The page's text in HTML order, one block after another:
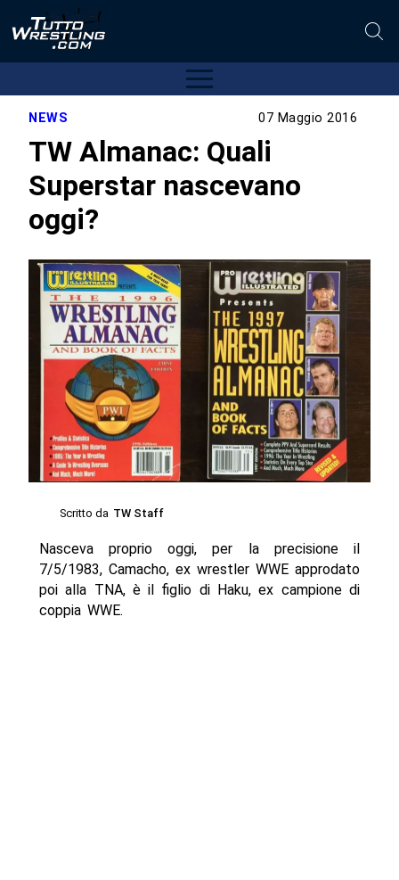
NEWS 07 Maggio 2016
TW Almanac: Quali
Superstar nascevano
oggi?
Scritto da TW Staff
Nasceva proprio oggi, per la precisione il
7/5/1983, Camacho, ex wrestler WWE approdato
poi alla TNA, è il figlio di Haku, ex campione di
coppia WWE.